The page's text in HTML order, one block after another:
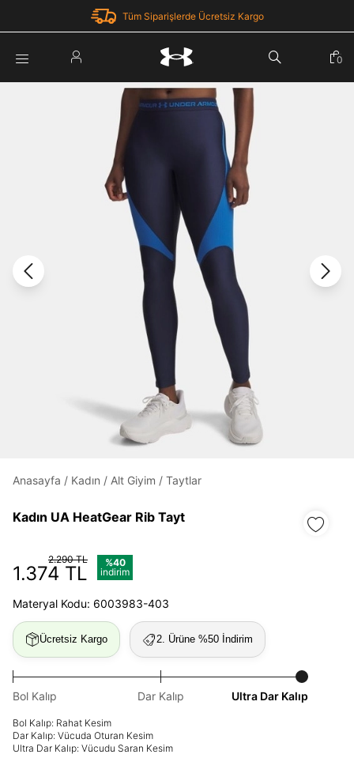
Tüm Siparişlerde Ücretsiz Kargo
Giriş Yap
Under Armour'da yeni misiniz? Kayıt Ol
Üye Olmadan Devam Et
0
Anasayfa / Kadın / Alt Giyim / Taytlar
Kadın UA HeatGear Rib Tayt
2.290 TL
1.374 TL
%40
indirim
Materyal Kodu: 6003983-403
Ücretsiz Kargo 2. Ürüne %50 İndirim
Bol Kalıp Dar Kalıp Ultra Dar Kalıp
Bol Kalıp: Rahat Kesim
Dar Kalıp: Vücuda Oturan Kesim
Ultra Dar Kalıp: Vücudu Saran Kesim
Parola Yenileme
Giriş Sayfasına Dön
Zaten hesabın var mı? Giriş yap
Daha hızlı ödeme. Hızlı sipariş takibi.
Kolay iade ve değişim.
Giriş Yap
E-posta
göster
Ad*